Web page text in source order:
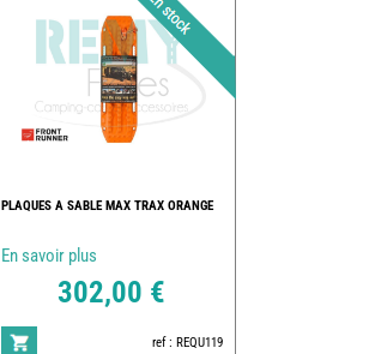
PLAQUES A SABLE MAX TRAX ORANGE
En savoir plus
302,00 €
ref : REQU119